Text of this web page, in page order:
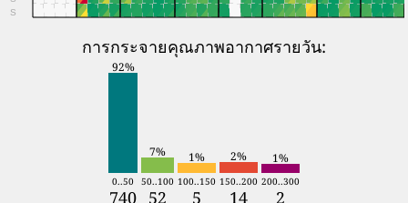
S
การกระจายคุณภาพอากาศรายวัน:
92%
7% 1% 2% 1%
0..50 50..100 100..150 150..200 200..300
740 52 5 14 2